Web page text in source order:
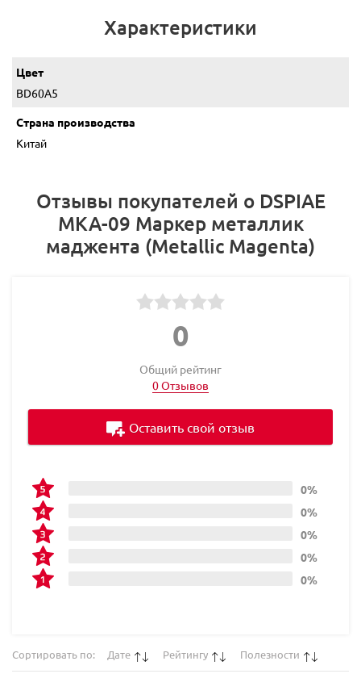
Характеристики
Цвет
BD60A5
Страна производства
Китай
Отзывы покупателей о DSPIAE
MKA-09 Маркер металлик
маджента (Metallic Magenta)
0
Общий рейтинг
0 Отзывов
0%
0%
0%
0%
0%
Оставить свой отзыв
Сортировать по: Дате Рейтингу Полезности